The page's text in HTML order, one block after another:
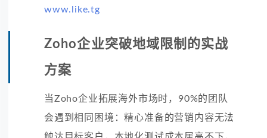
www.like.tg
Zoho企业突破地域限制的实战
方案
当Zoho企业拓展海外市场时，90%的团队
会遇到相同困境：精心准备的营销内容无法